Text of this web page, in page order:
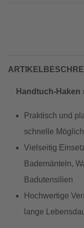
Handtuch-Haken
Praktisch und
schnelle
Vielseitig
Bademänteln,
Badutensilien
Hochwertige
lange